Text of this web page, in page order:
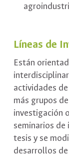
Líneas de
Están
actividades
más grupos
investigación
seminarios
tesis y se
desarrollos